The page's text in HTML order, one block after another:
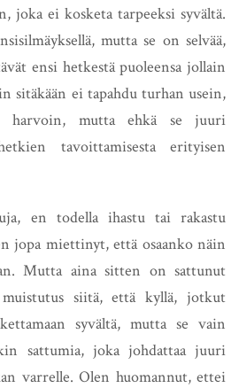
joka ei kosketa tarpeeksi syvältä.
mutta se on selvää,
ensi hetkestä puoleensa jollain
sitäkään ei tapahdu turhan usein,
harvoin, mutta ehkä se juuri
tavoittamisesta erityisen
en todella ihastu tai rakastu
jopa miettinyt, että osaanko näin
Mutta aina sitten on sattunut
siitä, että kyllä, jotkut
syvältä, mutta se vain
sattumia, joka johdattaa juuri
varrelle. Olen huomannut, ettei